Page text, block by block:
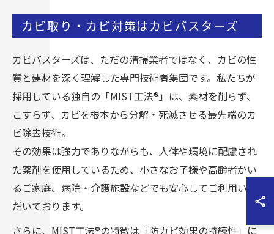
カビ取り・カビ対策はカビバスターズ
カビバスターズは、ただの清掃業者ではなく、カビの性
質と建材を深く理解した専門技術者集団です。私たちが
採用している独自の「MIST工法®」は、素材を削らず、
こすらず、カビを根本から分解・死滅させる最先端のカ
ビ除去技術。
その効果は強力でありながらも、人体や環境に配慮され
た薬剤を使用しているため、小さなお子様や高齢者がい
るご家庭、病院・介護施設などでも安心してご利用いた
だいております。
さらに、MIST工法®の特徴は「防カビ効果の持続性」に